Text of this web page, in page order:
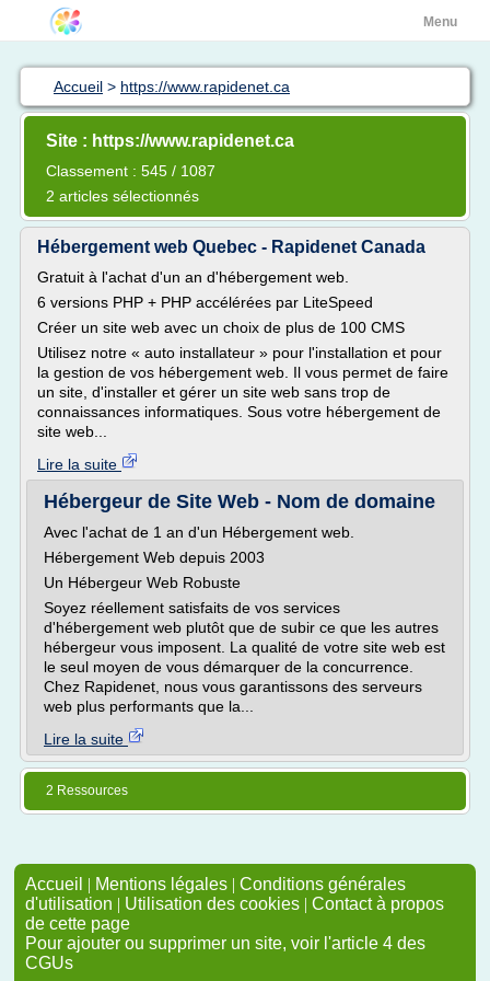
Menu
Accueil > https://www.rapidenet.ca
Site : https://www.rapidenet.ca
Classement : 545 / 1087
2 articles sélectionnés
Hébergement web Quebec - Rapidenet Canada
Gratuit à l'achat d'un an d'hébergement web.
6 versions PHP + PHP accélérées par LiteSpeed
Créer un site web avec un choix de plus de 100 CMS
Utilisez notre « auto installateur » pour l'installation et pour
la gestion de vos hébergement web. Il vous permet de faire
un site, d'installer et gérer un site web sans trop de
connaissances informatiques. Sous votre hébergement de
site web...
Lire la suite
Hébergeur de Site Web - Nom de domaine
Avec l'achat de 1 an d'un Hébergement web.
Hébergement Web depuis 2003
Un Hébergeur Web Robuste
Soyez réellement satisfaits de vos services
d'hébergement web plutôt que de subir ce que les autres
hébergeur vous imposent. La qualité de votre site web est
le seul moyen de vous démarquer de la concurrence.
Chez Rapidenet, nous vous garantissons des serveurs
web plus performants que la...
Lire la suite
2 Ressources
Accueil | Mentions légales | Conditions générales
d'utilisation | Utilisation des cookies | Contact à propos
de cette page
Pour ajouter ou supprimer un site, voir l'article 4 des
CGUs